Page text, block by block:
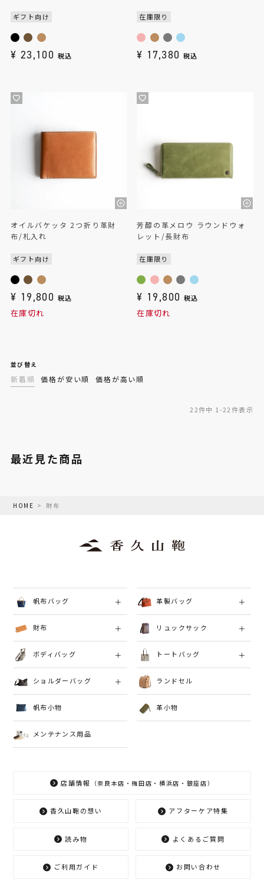
ギフト向け
¥ 23,100 税込
在庫限り
¥ 17,380 税込
オイルバケッタ 2つ折り革財
布/札入れ
ギフト向け
¥ 19,800 税込
在庫切れ
芳醇の革メロウ ラウンドウォ
レット/長財布
在庫限り
¥ 19,800 税込
在庫切れ
並び替え
新着順 価格が安い順 価格が高い順
22件中 1 -22件表示
最近見た商品
HOME 財布
帆布バッグ 革製バッグ
財布 リュックサック
ボディバッグ トートバッグ
ショルダーバッグ ランドセル
帆布小物
メンテナンス用品
革小物
店舗情報 （奈良本店・梅田店・横浜店・銀座店）
香久山鞄の想い アフターケア特集
読み物 よくあるご質問
ご利用ガイド お問い合わせ